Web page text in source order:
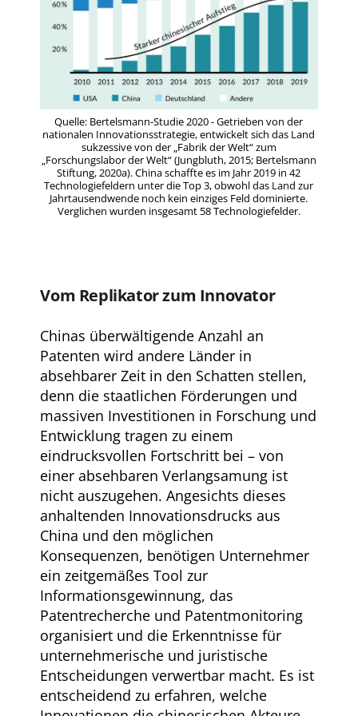
Quelle: Bertelsmann-Studie 2020 - Getrieben von der
nationalen Innovationsstrategie, entwickelt sich das Land
sukzessive von der „Fabrik der Welt“ zum
„Forschungslabor der Welt“ (Jungbluth, 2015; Bertelsmann
Stiftung, 2020a). China schaffte es im Jahr 2019 in 42
Technologiefeldern unter die Top 3, obwohl das Land zur
Jahrtausendwende noch kein einziges Feld dominierte.
Verglichen wurden insgesamt 58 Technologiefelder.
Vom Replikator zum Innovator
Chinas überwältigende Anzahl an
Patenten wird andere Länder in
absehbarer Zeit in den Schatten stellen,
denn die staatlichen Förderungen und
massiven Investitionen in Forschung und
Entwicklung tragen zu einem
eindrucksvollen Fortschritt bei – von
einer absehbaren Verlangsamung ist
nicht auszugehen. Angesichts dieses
anhaltenden Innovationsdrucks aus
China und den möglichen
Konsequenzen, benötigen Unternehmer
ein zeitgemäßes Tool zur
Informationsgewinnung, das
Patentrecherche und Patentmonitoring
organisiert und die Erkenntnisse für
unternehmerische und juristische
Entscheidungen verwertbar macht. Es ist
entscheidend zu erfahren, welche